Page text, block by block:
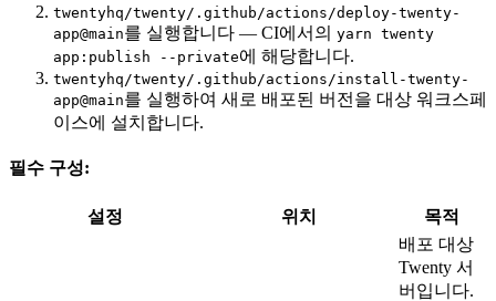
twentyhq/twenty/.github/actions/deploy-twenty-
app@main를 실행합니다 — CI에서의 yarn twenty
app:publish --private에 해당합니다.
twentyhq/twenty/.github/actions/install-twenty-
app@main를 실행하여 새로 배포된 버전을 대상 워크스페
이스에 설치합니다.
필수 구성:
설정 위치 목적
배포 대상
Twenty 서
버입니다.